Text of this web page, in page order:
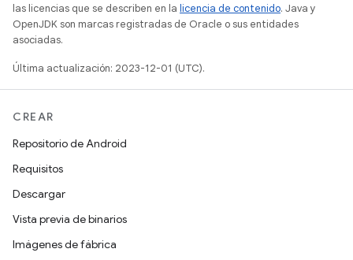
las licencias que se describen en la licencia de contenido. Java y
OpenJDK son marcas registradas de Oracle o sus entidades
asociadas.
Última actualización: 2023-12-01 (UTC).
CREAR
Repositorio de Android
Requisitos
Descargar
Vista previa de binarios
Imágenes de fábrica